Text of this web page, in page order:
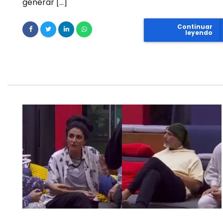
generar […]
Continuar
leyendo